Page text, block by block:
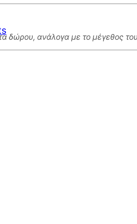
δώρου, ανάλογα με το μέγεθος